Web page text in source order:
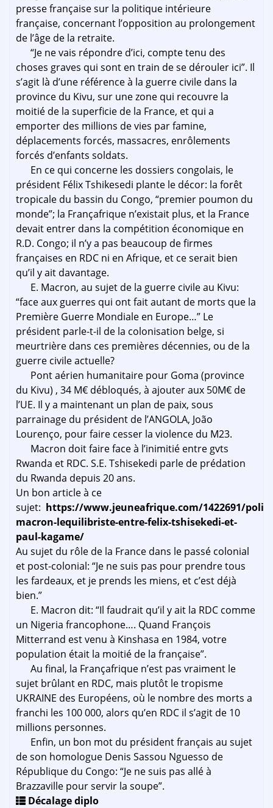
presse française sur la politique intérieure
française, concernant l’opposition au prolongement
de l’âge de la retraite.
“Je ne vais répondre d’ici, compte tenu des
choses graves qui sont en train de se dérouler ici”. Il
s’agit là d’une référence à la guerre civile dans la
province du Kivu, sur une zone qui recouvre la
moitié de la superficie de la France, et qui a
emporter des millions de vies par famine,
déplacements forcés, massacres, enrôlements
forcés d’enfants soldats.
En ce qui concerne les dossiers congolais, le
président Félix Tshikesedi plante le décor: la forêt
tropicale du bassin du Congo, “premier poumon du
monde”; la Françafrique n’existait plus, et la France
devait entrer dans la compétition économique en
R.D. Congo; il n’y a pas beaucoup de firmes
françaises en RDC ni en Afrique, et ce serait bien
qu’il y ait davantage.
E. Macron, au sujet de la guerre civile au Kivu:
“face aux guerres qui ont fait autant de morts que la
Première Guerre Mondiale en Europe…” Le
président parle-t-il de la colonisation belge, si
meurtrière dans ces premières décennies, ou de la
guerre civile actuelle?
Pont aérien humanitaire pour Goma (province
du Kivu) , 34 M€ débloqués, à ajouter aux 50M€ de
l’UE. Il y a maintenant un plan de paix, sous
parrainage du président de l’ANGOLA, João
Lourenço, pour faire cesser la violence du M23.
Macron doit faire face à l’inimitié entre gvts
Rwanda et RDC. S.E. Tshisekedi parle de prédation
du Rwanda depuis 20 ans.
Un bon article à ce
sujet: https://www.jeuneafrique.com/1422691/
macron-lequilibriste-entre-felix-tshisekedi-et-
paul-kagame/
Au sujet du rôle de la France dans le passé colonial
et post-colonial: “Je ne suis pas pour prendre tous
les fardeaux, et je prends les miens, et c’est déjà
bien.”
E. Macron dit: “Il faudrait qu’il y ait la RDC comme
un Nigeria francophone…. Quand François
Mitterrand est venu à Kinshasa en 1984, votre
population était la moitié de la française”.
Au final, la Françafrique n’est pas vraiment le
sujet brûlant en RDC, mais plutôt le tropisme
UKRAINE des Européens, où le nombre des morts a
franchi les 100 000, alors qu’en RDC il s’agit de 10
millions personnes.
Enfin, un bon mot du président français au sujet
de son homologue Denis Sassou Nguesso de
République du Congo: “Je ne suis pas allé à
Brazzaville pour servir la soupe”.
Décalage diplo